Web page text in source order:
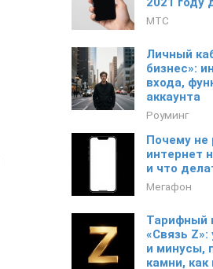
МТС
Личный
бизнес»:
входа,
аккаунта
Роуминг
Почему не
интернет
и что
Мегафон
Тарифный
«Связь
и минусы,
камни,